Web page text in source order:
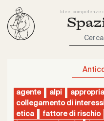
Idee, competenze
Cerca
agente alpi
collegamento di interessi
etica
fattore di rischio